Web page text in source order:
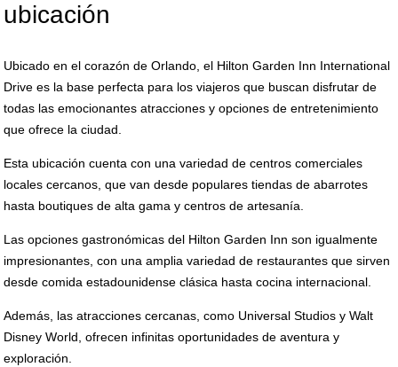
ubicación
Ubicado en el corazón de Orlando, el Hilton Garden Inn International
Drive es la base perfecta para los viajeros que buscan disfrutar de
todas las emocionantes atracciones y opciones de entretenimiento
que ofrece la ciudad.
Esta ubicación cuenta con una variedad de centros comerciales
locales cercanos, que van desde populares tiendas de abarrotes
hasta boutiques de alta gama y centros de artesanía.
Las opciones gastronómicas del Hilton Garden Inn son igualmente
impresionantes, con una amplia variedad de restaurantes que sirven
desde comida estadounidense clásica hasta cocina internacional.
Además, las atracciones cercanas, como Universal Studios y Walt
Disney World, ofrecen infinitas oportunidades de aventura y
exploración.